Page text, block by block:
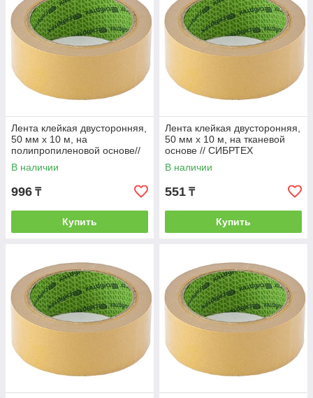
Лента клейкая двусторонняя,
50 мм х 10 м, на
полипропиленовой основе//
СИБРТЕХ
В наличии
996 ₸
Купить
Лента клейкая двусторонняя,
50 мм х 10 м, на тканевой
основе // СИБРТЕХ
В наличии
551 ₸
Купить